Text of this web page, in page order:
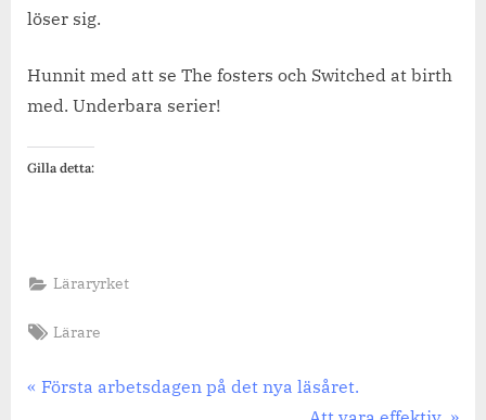
löser sig.
Hunnit med att se The fosters och Switched at birth
med. Underbara serier!
Gilla detta:
Läraryrket
Tags:
Lärare
Inläggsnavigering
Previous
Första arbetsdagen på det nya läsåret.
Next